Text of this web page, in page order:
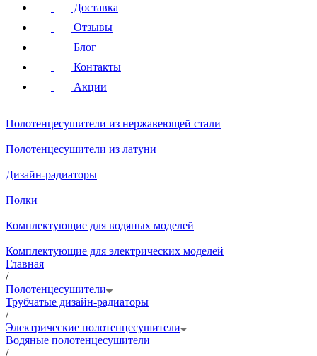
Доставка
Отзывы
Блог
Контакты
Акции
Полотенцесушители из нержавеющей стали
Полотенцесушители из латуни
Дизайн-радиаторы
Полки
Комплектующие для водяных моделей
Комплектующие для электрических моделей
Главная
/
Полотенцесушители
Трубчатые дизайн-радиаторы
/
Электрические полотенцесушители
Водяные полотенцесушители
/